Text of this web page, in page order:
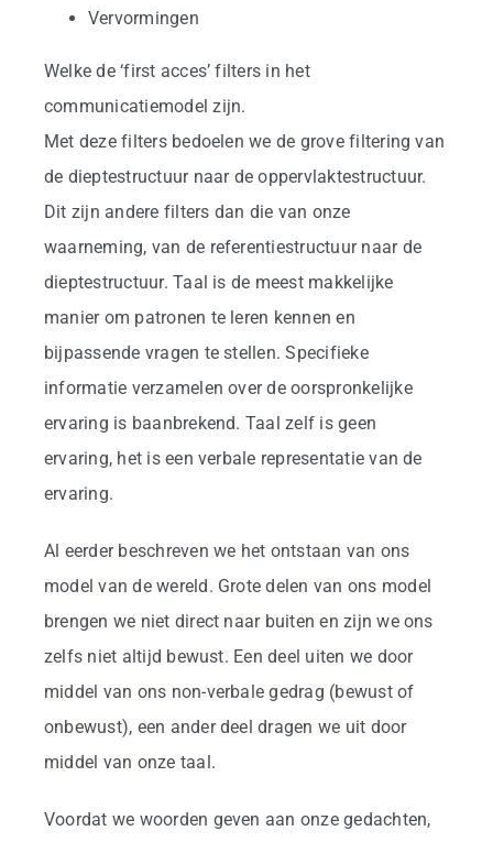
Vervormingen
Welke de ‘first acces’ filters in het
communicatiemodel zijn.
Met deze filters bedoelen we de grove filtering van
de dieptestructuur naar de oppervlaktestructuur.
Dit zijn andere filters dan die van onze
waarneming, van de referentiestructuur naar de
dieptestructuur. Taal is de meest makkelijke
manier om patronen te leren kennen en
bijpassende vragen te stellen. Specifieke
informatie verzamelen over de oorspronkelijke
ervaring is baanbrekend. Taal zelf is geen
ervaring, het is een verbale representatie van de
ervaring.
Al eerder beschreven we het ontstaan van ons
model van de wereld. Grote delen van ons model
brengen we niet direct naar buiten en zijn we ons
zelfs niet altijd bewust. Een deel uiten we door
middel van ons non-verbale gedrag (bewust of
onbewust), een ander deel dragen we uit door
middel van onze taal.
Voordat we woorden geven aan onze gedachten,